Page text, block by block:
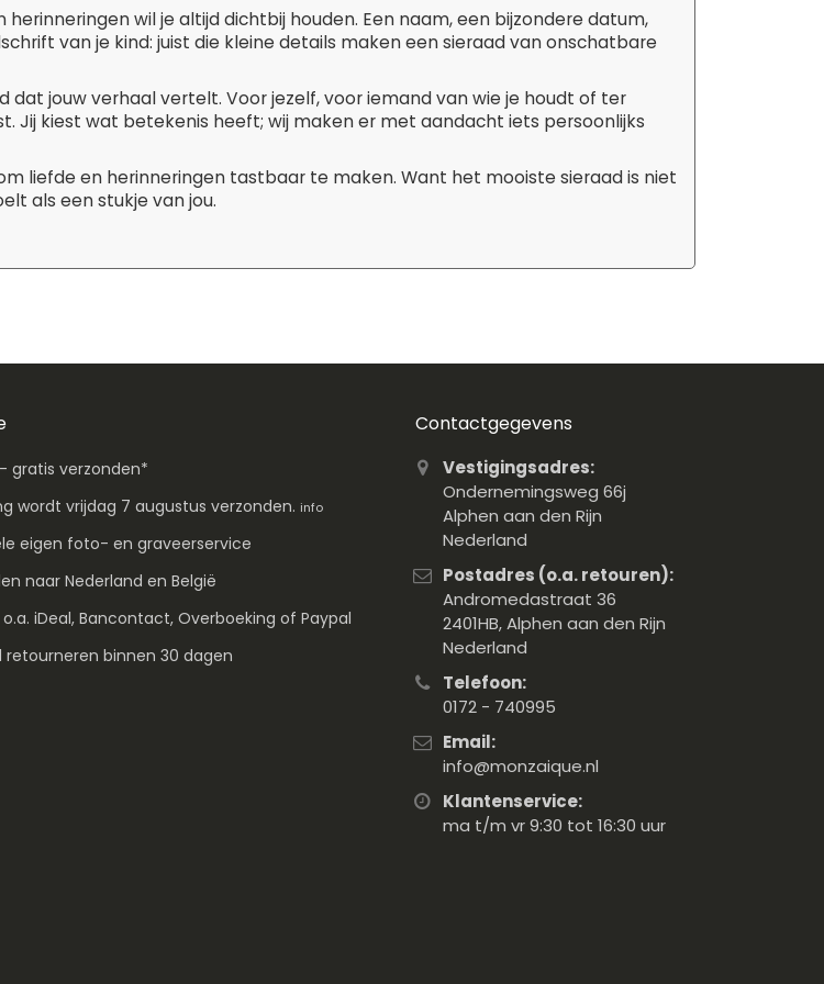
wil je altijd dichtbij houden. Een naam, een bijzondere datum,
van je kind: juist die kleine details maken een sieraad van onschatbare
dat jouw verhaal vertelt. Voor jezelf, voor iemand van wie je houdt of ter
Jij kiest wat betekenis heeft; wij maken er met aandacht iets persoonlijks
liefde en herinneringen tastbaar te maken. Want het mooiste sieraad is niet
als een stukje van jou.
gratis verzonden*
wordt vrijdag 7 augustus verzonden. info
eigen foto- en graveerservice
naar Nederland en België
iDeal, Bancontact, Overboeking of Paypal
retourneren binnen 30 dagen
Contactgegevens
Vestigingsadres:
Ondernemingsweg 66j
Alphen aan den Rijn
Nederland
Postadres (o.a. retouren):
Andromedastraat 36
2401HB, Alphen aan den Rijn
Nederland
Telefoon:
0172 - 740995
Email:
info@monzaique.nl
Klantenservice:
ma t/m vr 9:30 tot 16:30 uur